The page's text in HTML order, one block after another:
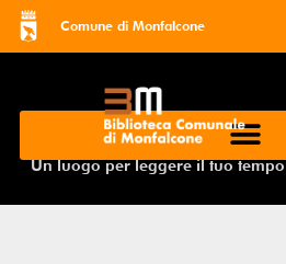
Comune di Monfalcone
Un luogo per leggere il tuo tempo